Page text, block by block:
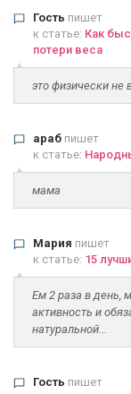
Гость пишет
к статье: Как
потери веса
это физически не
араб пишет
к статье:
мама
Мария пишет
к статье: 15
Ем 2 раза в день,
активность и
натуральной...
Гость пишет